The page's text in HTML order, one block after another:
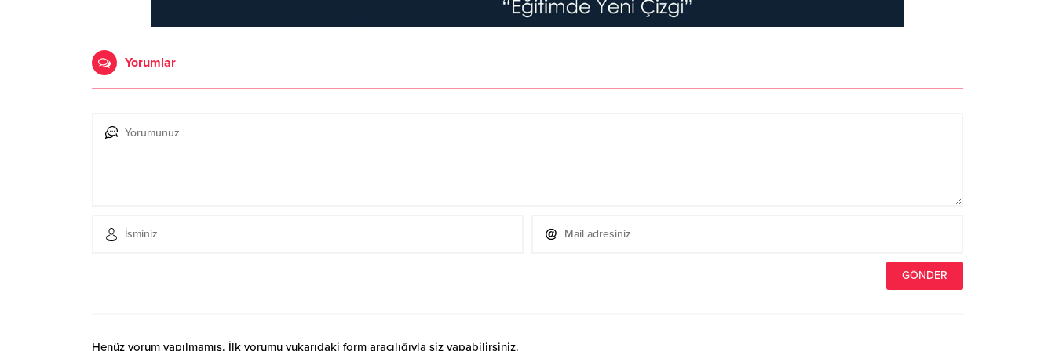
Yorumlar
Henüz yorum yapılmamış. İlk yorumu yukarıdaki form aracılığıyla siz yapabilirsiniz.